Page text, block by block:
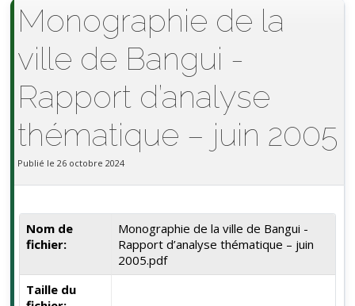
Monographie de la
ville de Bangui -
Rapport d’analyse
thématique – juin 2005
Publié le 26 octobre 2024
Nom de
fichier:
Monographie de la ville de Bangui -
Rapport d’analyse thématique – juin
2005.pdf
Taille du